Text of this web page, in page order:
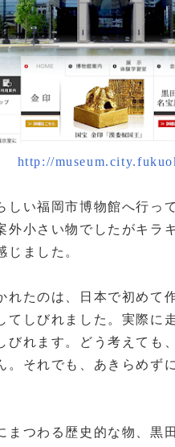
http://
しい福岡市博物館へ行っ
外小さい物でしたがキラ
じました。
れたのは、日本で初めて
てしびれました。実際に
びれます。どう考えても
。それでも、あきらめず
まつわる歴史的な物、黒